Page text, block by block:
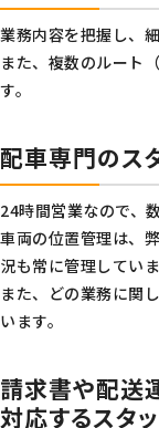
業務内容を把握し、
また、複数のルート
す。
配車専門のス
24時間営業なので、
車両の位置管理は、
況も常に管理していま
また、どの業務に関
います。
請求書や配送
対応するスタ